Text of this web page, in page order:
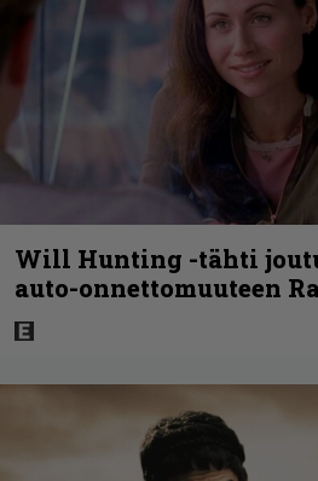
Will Hunting -tähti
auto-onnettomuuteen